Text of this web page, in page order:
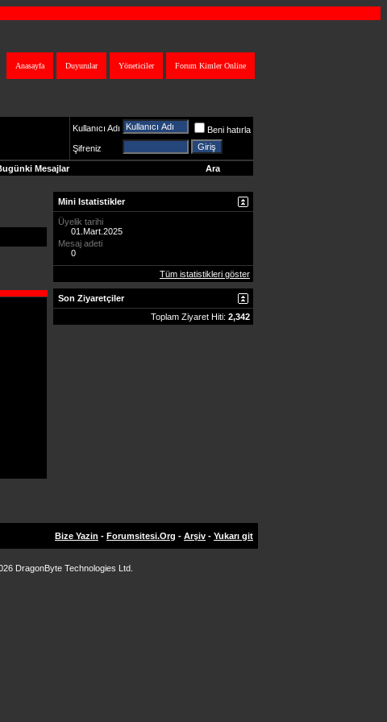
Forum Kimler Online
Yöneticiler
Duyurular
Anasayfa
Kullanıcı Adı
Beni hatırla
Şifreniz
Mesajlar Ara
Mini Istatistikler
Üyelik tarihi
01.Mart.2025
Mesaj adeti
0
Tüm istatistikleri göster
Son Ziyaretçiler
Toplam Ziyaret Hiti: 2,342
Bize Yazin - Forumsitesi.Org - Arşiv - Yukarı git
DragonByte Technologies Ltd.